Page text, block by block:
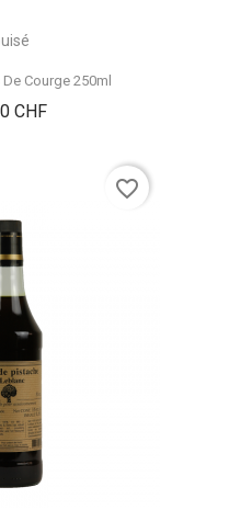
Courge 250ml
CHFPrix
favorite_border